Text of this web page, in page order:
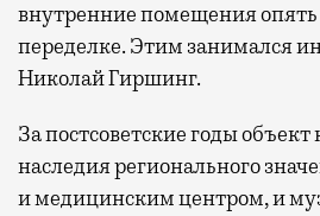
внутренние помещения опять
переделке. Этим занимался
Николай Гиршинг.
За постсоветские годы объект
наследия регионального
и медицинским центром, и